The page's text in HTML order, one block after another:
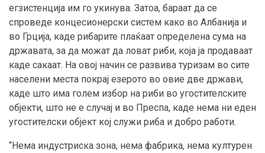
егзистенција им го укинува. Затоа, бараат да се
спроведе концесионерски систем како во Албанија и
во Грција, каде рибарите плаќаат определена сума на
државата, за да можат да ловат риби, која ја продаваат
каде сакаат. На овој начин се развива туризам во сите
населени места покрај езерото во овие две држави,
каде што има голем избор на риби во угостителските
објекти, што не е случај и во Преспа, каде нема ни еден
угостителски објект кој служи риба и добро работи.
“Нема индустриска зона, нема фабрика, нема културен